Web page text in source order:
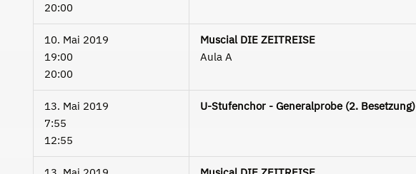
20:00
10. Mai 2019
19:00
20:00
Muscial DIE ZEITREISE
Aula A
13. Mai 2019
7:55
12:55
U-Stufenchor - Generalprobe (2. Besetzung)